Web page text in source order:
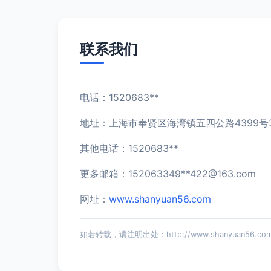
联系我们
电话：1520683**
地址：上海市奉贤区海湾镇五四公路4399号
其他电话：1520683**
更多邮箱：152063349**422@163.com
网址： www.shanyuan56.com
如若转载，请注明出处：http://